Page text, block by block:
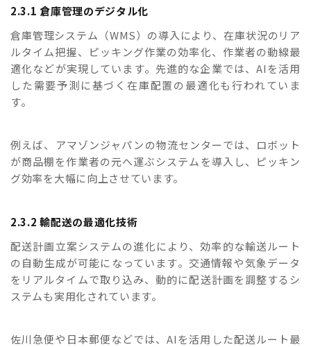
2.3.1 倉庫管理のデジタル化
倉庫管理システム（WMS）の導入により、在庫状況のリア
ルタイム把握、ピッキング作業の効率化、作業者の動線最
適化などが実現しています。先進的な企業では、AIを活用
した需要予測に基づく在庫配置の最適化も行われていま
す。
例えば、アマゾンジャパンの物流センターでは、ロボット
が商品棚を作業者の元へ運ぶシステムを導入し、ピッキン
グ効率を大幅に向上させています。
2.3.2 輸配送の最適化技術
配送計画立案システムの進化により、効率的な輸送ルート
の自動生成が可能になっています。交通情報や気象データ
をリアルタイムで取り込み、動的に配送計画を調整するシ
ステムも実用化されています。
佐川急便や日本郵便などでは、AIを活用した配送ルート最